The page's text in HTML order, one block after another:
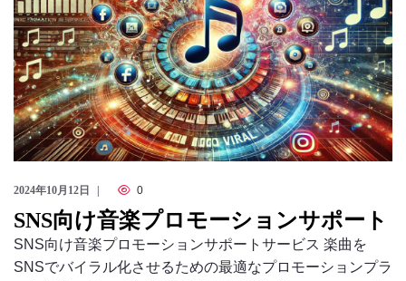
2024年10月12日 0
SNS向け音楽プロモーションサポート
SNS向け音楽プロモーションサポートサービス 楽曲を
SNSでバイラル化させるための最適なプロモーションプラ